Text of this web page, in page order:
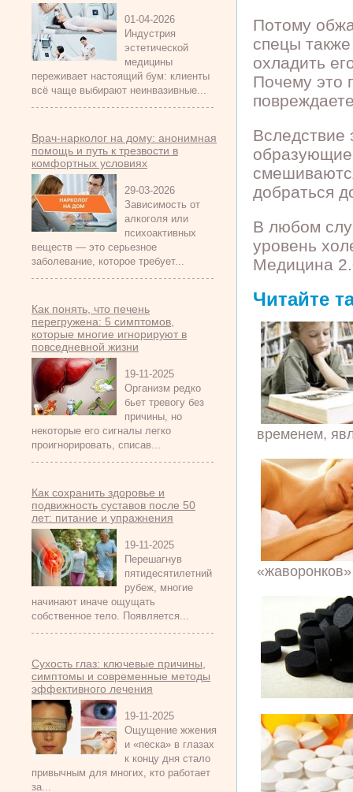
01-04-2026
Индустрия
эстетической
медицины
переживает настоящий бум: клиенты
всё чаще выбирают неинвазивные...
Врач-нарколог на дому: анонимная
помощь и путь к трезвости в
комфортных условиях
29-03-2026
Зависимость от
алкоголя или
психоактивных
веществ — это серьезное
заболевание, которое требует...
Как понять, что печень
перегружена: 5 симптомов,
которые многие игнорируют в
повседневной жизни
19-11-2025
Организм редко
бьет тревогу без
причины, но
некоторые его сигналы легко
проигнорировать, списав...
Как сохранить здоровье и
подвижность суставов после 50
лет: питание и упражнения
19-11-2025
Перешагнув
пятидесятилетний
рубеж, многие
начинают иначе ощущать
собственное тело. Появляется...
Сухость глаз: ключевые причины,
симптомы и современные методы
эффективного лечения
19-11-2025
Ощущение жжения
и «песка» в глазах
к концу дня стало
привычным для многих, кто работает
за...
Потому
спецы
охладить
Почему это
Вследствие
добраться
В любом
уровень
Медицина
Читайте
временем,